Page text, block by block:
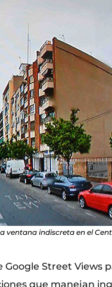
ventana indiscreta en el
Street Views
que manejan